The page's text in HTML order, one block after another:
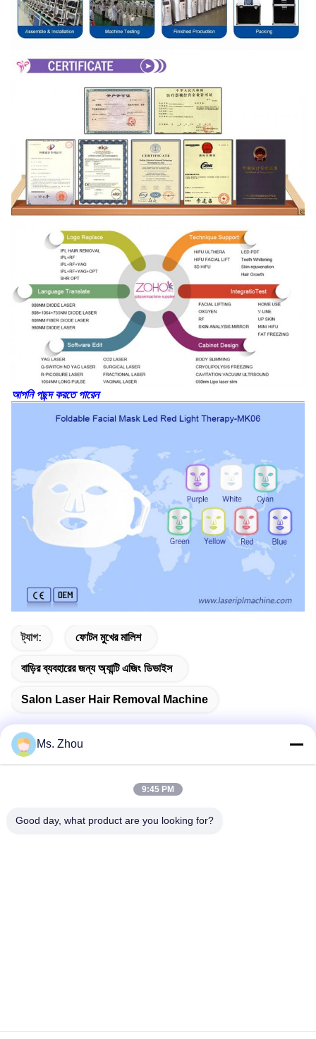
আপনি পছন্দ করতে পারেন
ট্যাগ: ফোটন মুখের মালিশ
বাড়ির ব্যবহারের জন্য অ্যান্টি এজিং ডিভাইস
Salon Laser Hair Removal Machine
ঠিকানা
Ms. Zhou
9:45 PM
Good day, what product are you looking for?